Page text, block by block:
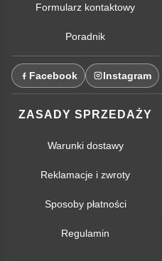
Formularz kontaktowy
Poradnik
Facebook Instagram
ZASADY SPRZEDAŻY
Warunki dostawy
Reklamacje i zwroty
Sposoby płatności
Regulamin